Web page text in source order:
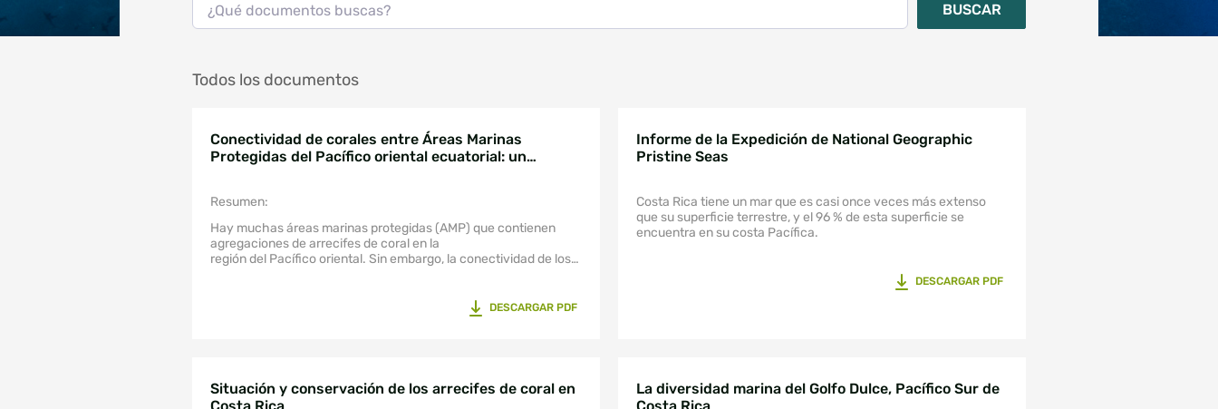
BUSCAR
Todos los documentos
Conectividad de corales entre Áreas Marinas
Protegidas del Pacífico oriental ecuatorial: un
Resumen:
Hay muchas áreas marinas protegidas (AMP) que contienen
agregaciones de arrecifes de coral en la
región del Pacífico oriental. Sin embargo, la conectividad de los
(MCCETP). Aquí, evaluamos la conectividad potencial de los
Se utilizaron métricas de conectividad y teoría de grafos para
analizar las redes y destacar aquellas AMP que son críticas para
DESCARGAR PDF
Informe de la Expedición de National Geographic
Pristine Seas
Costa Rica tiene un mar que es casi once veces más extenso
que su superficie terrestre, y el 96 % de esta superficie se
encuentra en su costa Pacífica.
DESCARGAR PDF
Situación y conservación de los arrecifes de coral en
La diversidad marina del Golfo Dulce, Pacífico Sur de